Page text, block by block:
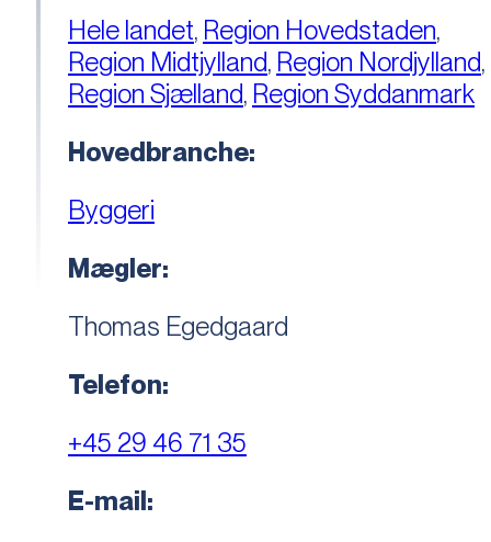
Hele landet, Region Hovedstaden,
Region Midtjylland, Region Nordjylland,
Region Sjælland, Region Syddanmark
Hovedbranche:
Byggeri
Mægler:
Thomas Egedgaard
Telefon:
+45 29 46 71 35
E-mail: